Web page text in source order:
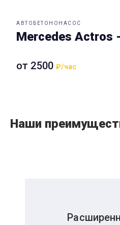
АВТОБЕТОНОНАСОС
Mercedes Actros
от 2500₽/час
Наши